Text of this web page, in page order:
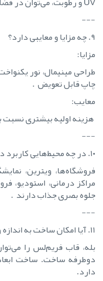
---
۹. چه مزایا و معایبی دارد؟
مزایا:
طراحی مینیمال، نور
چاپ قابل تعویض .
معایب:
هزینه اولیه بیشتری نسبت
---
۱۰. در چه محیط‌هایی کاربرد دارد؟
فروشگاه‌ها، ویترین،
مراکز درمانی، استودیو،
جلوه بصری جذاب دارند .
---
۱۱. آیا امکان ساخت به اندازه و طرح دلخواه هست؟
بله، قاب فریم‌لس را
دوطرفه ساخت. ساخت
دارد.